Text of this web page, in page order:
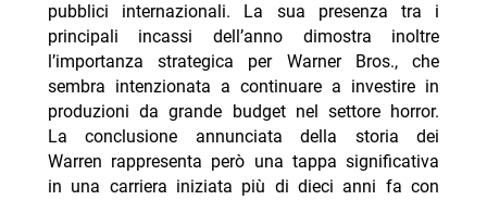
pubblici internazionali. La sua presenza tra i
principali incassi dell’anno dimostra inoltre
l’importanza strategica per Warner Bros., che
sembra intenzionata a continuare a investire in
produzioni da grande budget nel settore horror.
La conclusione annunciata della storia dei
Warren rappresenta però una tappa significativa
in una carriera iniziata più di dieci anni fa con